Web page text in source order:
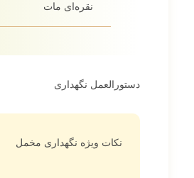
نقره‌ای مات
دستورالعمل نگهداری
نکات ویژه نگهداری مخمل